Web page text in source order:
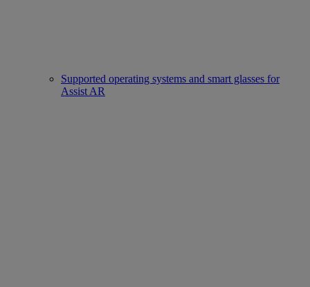
Supported operating systems and smart glasses for
Assist AR